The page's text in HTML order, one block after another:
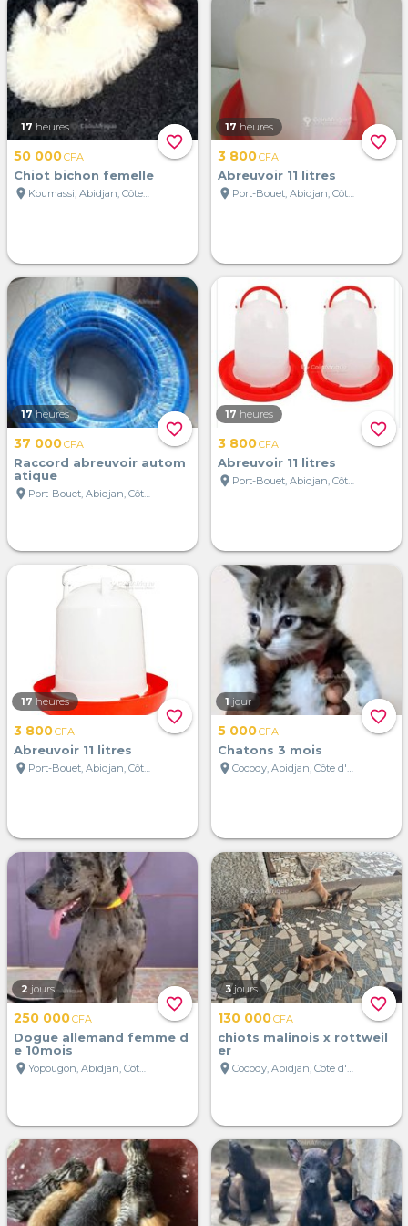
favorite_border
17 heures
50 000CFA
Chiot bichon femelle
location_on
Koumassi, Abidjan, Côte d'Ivoire
favorite_border
17 heures
3 800CFA
Abreuvoir 11 litres
location_on
Port-Bouet, Abidjan, Côte d'Ivoire
favorite_border
17 heures
37 000CFA
Raccord abreuvoir autom
atique
location_on
Port-Bouet, Abidjan, Côte d'Ivoire
favorite_border
17 heures
3 800CFA
Abreuvoir 11 litres
location_on
Port-Bouet, Abidjan, Côte d'Ivoire
favorite_border
17 heures
3 800CFA
Abreuvoir 11 litres
location_on
Port-Bouet, Abidjan, Côte d'Ivoire
favorite_border
1 jour
5 000CFA
Chatons 3 mois
location_on
Cocody, Abidjan, Côte d'Ivoire
favorite_border
2 jours
250 000CFA
Dogue allemand femme d
e 10mois
location_on
Yopougon, Abidjan, Côte d'Ivoire
favorite_border
3 jours
130 000CFA
chiots malinois x rottweil
er
location_on
Cocody, Abidjan, Côte d'Ivoire